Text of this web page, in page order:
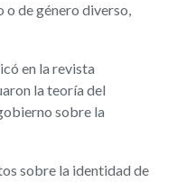
o de género diverso,
en la revista
la teoría del
sobre la
sobre la identidad de